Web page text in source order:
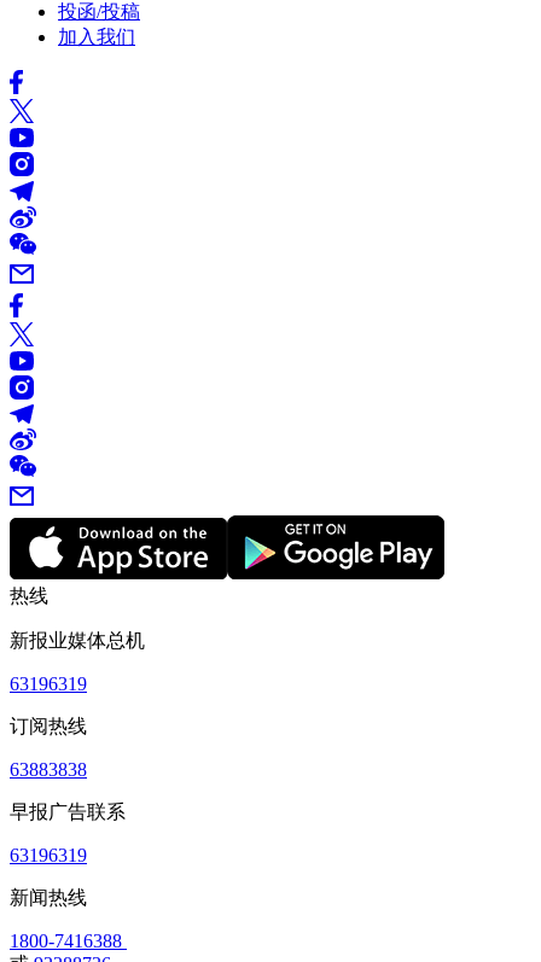
投函/投稿
加入我们
热线
新报业媒体总机
63196319
订阅热线
63883838
早报广告联系
63196319
新闻热线
1800-7416388